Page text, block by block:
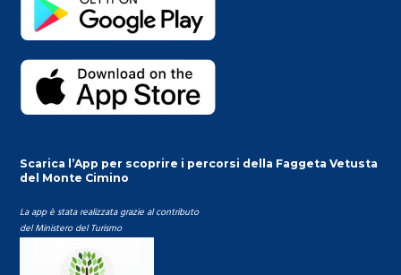
Scarica l’App per scoprire i percorsi della Faggeta Vetusta
del Monte Cimino
La app è stata realizzata grazie al contributo
del Ministero del Turismo